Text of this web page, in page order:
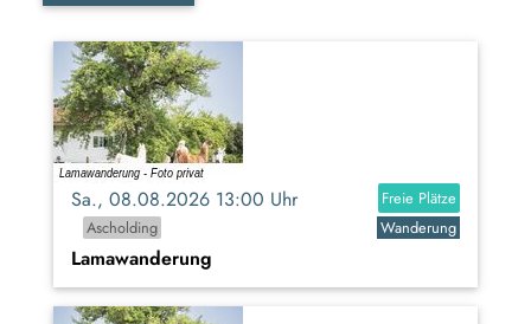
Sa., 08.08.2026 13:00 Uhr
Freie Plätze
Ascholding
Wanderung
Lamawanderung